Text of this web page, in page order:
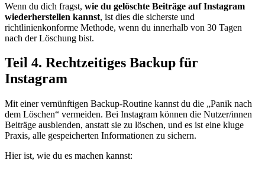
Wenn du dich fragst, wie du gelöschte Beiträge auf Instagram
wiederherstellen kannst, ist dies die sicherste und
richtlinienkonforme Methode, wenn du innerhalb von 30 Tagen
nach der Löschung bist.
Teil 4. Rechtzeitiges Backup für
Instagram
Mit einer vernünftigen Backup-Routine kannst du die „Panik nach
dem Löschen“ vermeiden. Bei Instagram können die Nutzer/innen
Beiträge ausblenden, anstatt sie zu löschen, und es ist eine kluge
Praxis, alle gespeicherten Informationen zu sichern.
Hier ist, wie du es machen kannst: